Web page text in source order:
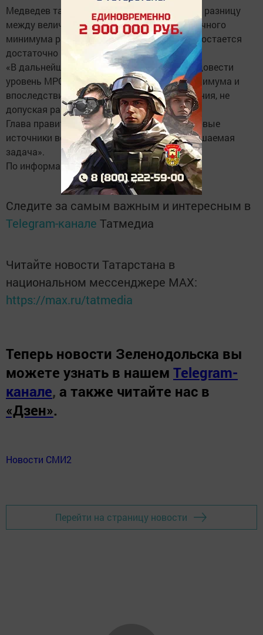
Медведев также указал на сохраняющуюся разницу
между величиной МРОТ и уровнем прожиточного
минимума работающего человека, которая остается
достаточно высокой.
«В дальнейшем мы должны окончательно довести
уровень МРОТ до уровня прожиточного минимума и
впоследствии поддерживать эти соотношения, не
допуская разрывов», - сказал Медведев.
Глава правительства подчеркнул: «Финансовые
источники всего этого мы обсудили, это решаемая
задача».
По информации:"Челнинские Известия".
Следите за самым важным и интересным в
Telegram-канале Татмедиа
Читайте новости Татарстана в
национальном мессенджере MАХ:
https://max.ru/tatmedia
Теперь новости Зеленодольска вы
можете узнать в нашем Telegram-
канале, а также читайте нас в
«Дзен».
Новости СМИ2
Перейти на страницу новости